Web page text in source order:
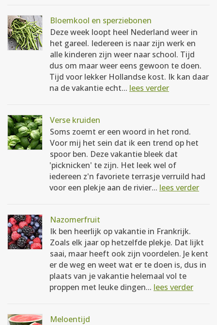
Bloemkool en sperziebonen
Deze week loopt heel Nederland weer in
het gareel. Iedereen is naar zijn werk en
alle kinderen zijn weer naar school. Tijd
dus om maar weer eens gewoon te doen.
Tijd voor lekker Hollandse kost. Ik kan daar
na de vakantie echt... lees verder
Verse kruiden
Soms zoemt er een woord in het rond.
Voor mij het sein dat ik een trend op het
spoor ben. Deze vakantie bleek dat
'picknicken' te zijn. Het leek wel of
iedereen z'n favoriete terrasje verruild had
voor een plekje aan de rivier... lees verder
Nazomerfruit
Ik ben heerlijk op vakantie in Frankrijk.
Zoals elk jaar op hetzelfde plekje. Dat lijkt
saai, maar heeft ook zijn voordelen. Je kent
er de weg en weet wat er te doen is, dus in
plaats van je vakantie helemaal vol te
proppen met leuke dingen... lees verder
Meloentijd